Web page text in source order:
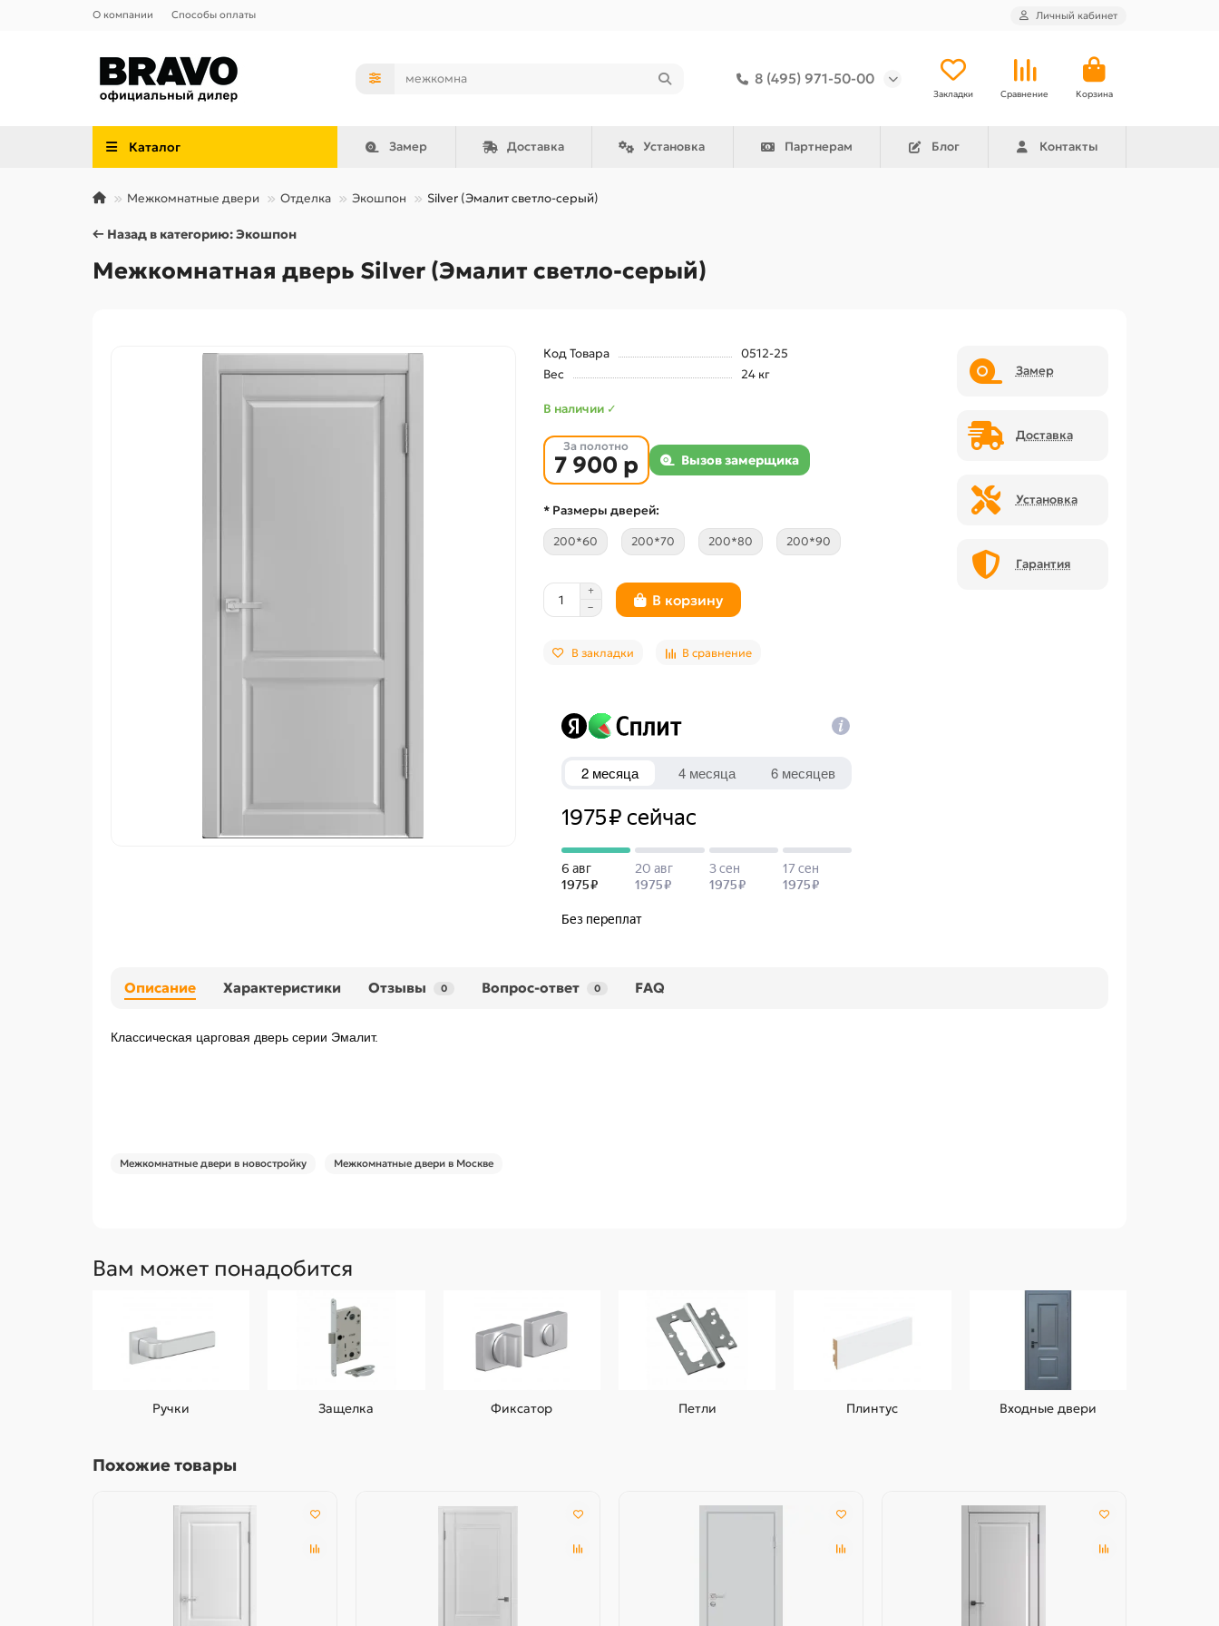
О компании Способы оплаты Личный кабинет
8 (495) 971-50-00
Закладки Сравнение Корзина
Каталог Замер Доставка Установка Партнерам Блог Контакты
Межкомнатные двери Отделка Экошпон Silver (Эмалит светло-серый)
← Назад в категорию: Экошпон
Межкомнатная дверь Silver (Эмалит светло-серый)
Код Товара
0512-25
Вес
24 кг
В наличии ✓
За полотно
7 900 р Вызов замерщика
* Размеры дверей:
200*60 200*70 200*80 200*90
В корзину
В закладки В сравнение
Замер
Доставка
Установка
Гарантия
Описание Характеристики Отзывы 0 Вопрос-ответ 0 FAQ
Классическая царговая дверь cерии Эмалит.
Межкомнатные двери в новостройку Межкомнатные двери в Москве
Вам может понадобится
Ручки Защелка Фиксатор Петли Плинтус Входные двери
Похожие товары